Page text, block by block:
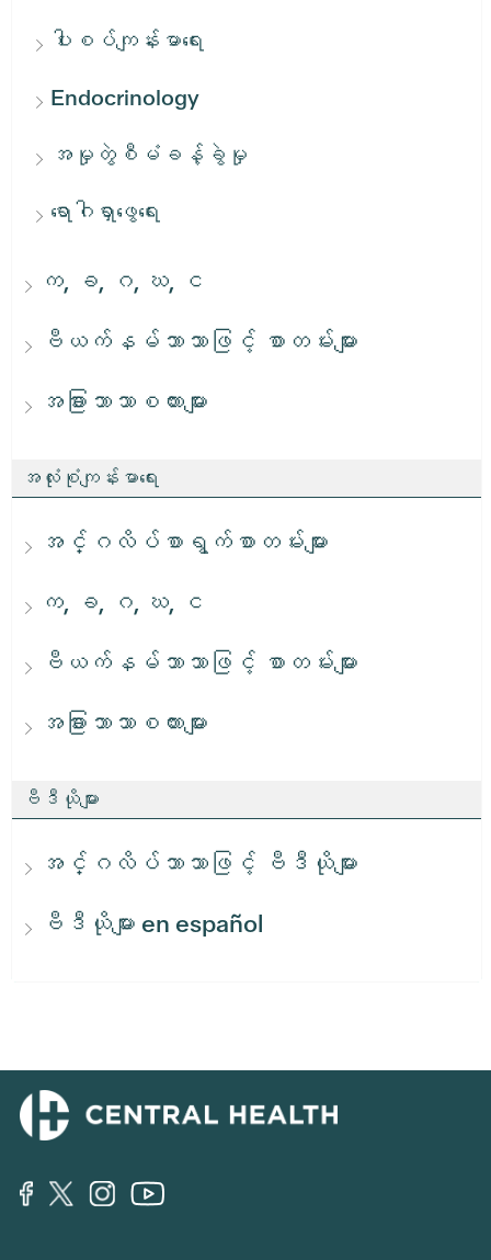
ပါးစပ်ကျန်းမာရေး
Endocrinology
အမှုတွဲစီမံခန့်ခွဲမှု
ရောဂါရှာဖွေရေး
က, ခ, ဂ, ဃ, င
ဗီယက်နမ်ဘာသာဖြင့် စာတမ်းများ
အခြားဘာသာစကားများ
အလုံးစုံကျန်းမာရေး
အင်္ဂလိပ်စာရွက်စာတမ်းများ
က, ခ, ဂ, ဃ, င
ဗီယက်နမ်ဘာသာဖြင့် စာတမ်းများ
အခြားဘာသာစကားများ
ဗီဒီယိုများ
အင်္ဂလိပ်ဘာသာဖြင့် ဗီဒီယိုများ
ဗီဒီယိုများ en español